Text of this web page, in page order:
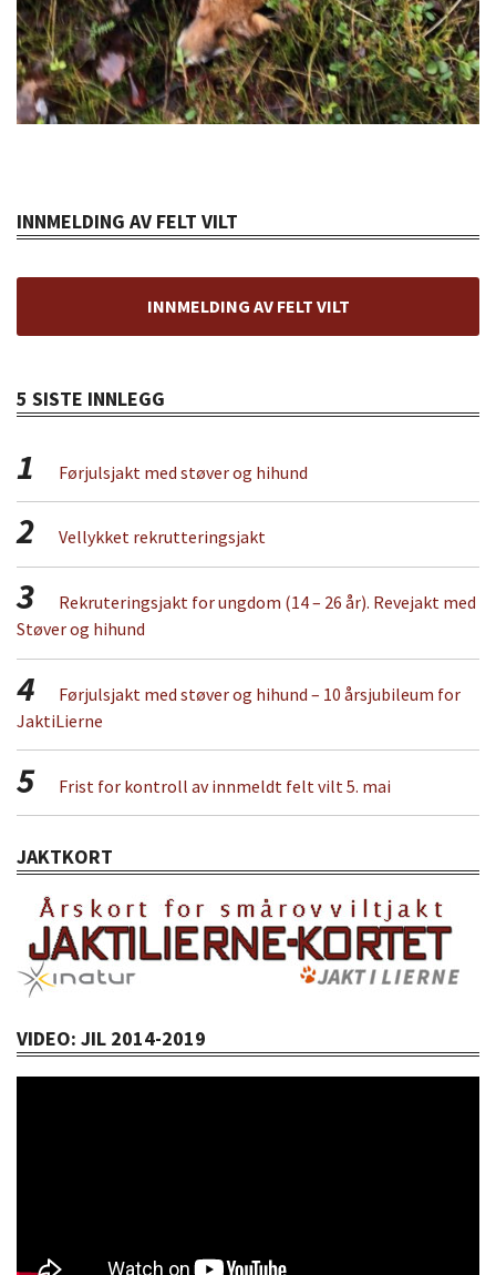
INNMELDING AV FELT VILT
INNMELDING AV FELT VILT
5 SISTE INNLEGG
1 Førjulsjakt med støver og hihund
2 Vellykket rekrutteringsjakt
3
Rekruteringsjakt for ungdom (14 – 26 år). Revejakt med
Støver og hihund
4
Førjulsjakt med støver og hihund – 10 årsjubileum for
JaktiLierne
5 Frist for kontroll av innmeldt felt vilt 5. mai
JAKTKORT
VIDEO: JIL 2014-2019